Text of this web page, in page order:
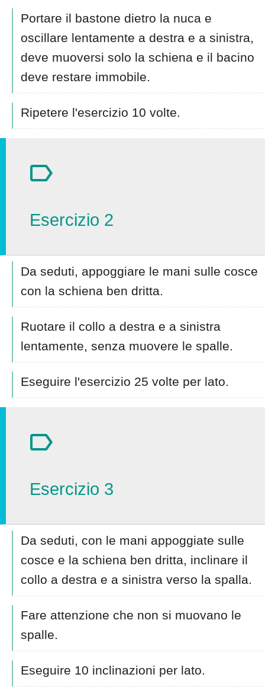
Portare il bastone dietro la nuca e
oscillare lentamente a destra e a sinistra,
deve muoversi solo la schiena e il bacino
deve restare immobile.
Ripetere l'esercizio 10 volte.
Esercizio 2
Da seduti, appoggiare le mani sulle cosce
con la schiena ben dritta.
Ruotare il collo a destra e a sinistra
lentamente, senza muovere le spalle.
Eseguire l'esercizio 25 volte per lato.
Esercizio 3
Da seduti, con le mani appoggiate sulle
cosce e la schiena ben dritta, inclinare il
collo a destra e a sinistra verso la spalla.
Fare attenzione che non si muovano le
spalle.
Eseguire 10 inclinazioni per lato.